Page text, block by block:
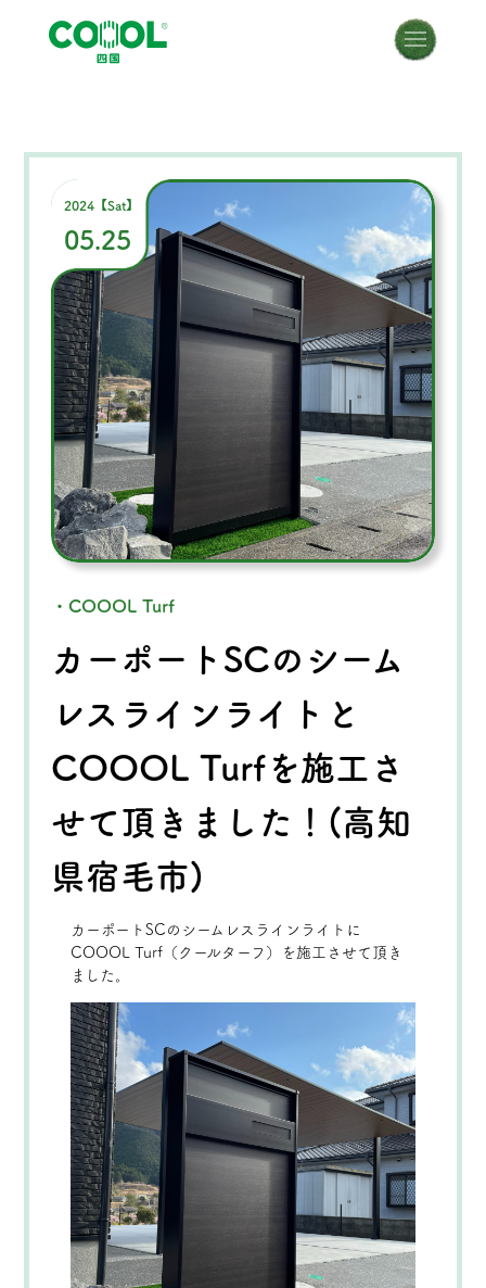
2024【Sat】
05.25
・COOOL Turf
カーポートSCのシーム
レスラインライトと
COOOL Turfを施工さ
せて頂きました！(高知
県宿毛市)
カーポートSCのシームレスラインライトに
COOOL Turf（クールターフ）を施工させて頂き
ました。